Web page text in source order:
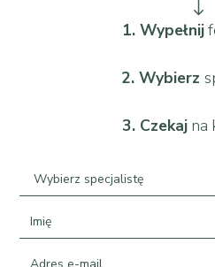
1. Wypełnij
2. Wybierz
3. Czekaj na